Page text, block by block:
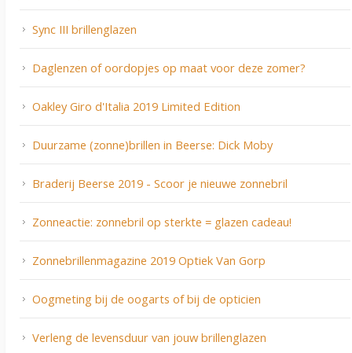
Sync III brillenglazen
Daglenzen of oordopjes op maat voor deze zomer?
Oakley Giro d'Italia 2019 Limited Edition
Duurzame (zonne)brillen in Beerse: Dick Moby
Braderij Beerse 2019 - Scoor je nieuwe zonnebril
Zonneactie: zonnebril op sterkte = glazen cadeau!
Zonnebrillenmagazine 2019 Optiek Van Gorp
Oogmeting bij de oogarts of bij de opticien
Verleng de levensduur van jouw brillenglazen